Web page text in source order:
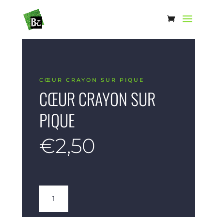
CŒUR CRAYON SUR PIQUE
CŒUR CRAYON SUR
PIQUE
€2,50
quantité
crayon